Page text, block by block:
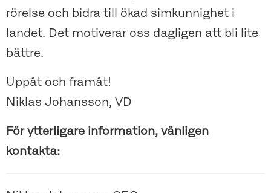
rörelse och bidra till ökad simkunnighet i
landet. Det motiverar oss dagligen att bli lite
bättre.
Uppåt och framåt!
Niklas Johansson, VD
För ytterligare information, vänligen
kontakta: